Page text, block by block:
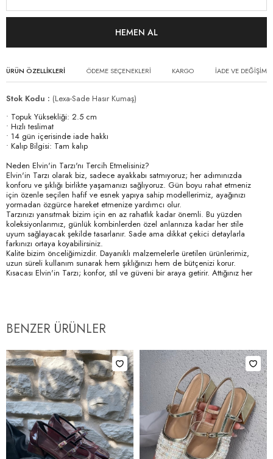
ÜRÜN ÖZELLIKLERI ÖDEME SEÇENEKLERI KARGO İADE VE DEĞİŞİM
Stok Kodu
(Lexa-Sade Hasır Kumaş)
• Topuk Yüksekliği: 2.5 cm
• Hızlı teslimat
• 14 gün içerisinde iade hakkı
• Kalıp Bilgisi: Tam kalıp
Neden Elvin'in Tarzı'nı Tercih Etmelisiniz?
Elvin'in Tarzı olarak biz, sadece ayakkabı satmıyoruz; her adımınızda
konforu ve şıklığı birlikte yaşamanızı sağlıyoruz. Gün boyu rahat etmeniz
için özenle seçilen hafif ve esnek yapıya sahip modellerimiz, ayağınızı
yormadan özgürce hareket etmenize yardımcı olur.
Tarzınızı yansıtmak bizim için en az rahatlık kadar önemli. Bu yüzden
koleksiyonlarımız, günlük kombinlerden özel anlarınıza kadar her stile
uyum sağlayacak şekilde tasarlanır. Sade ama dikkat çekici detaylarla
farkınızı ortaya koyabilirsiniz.
Kalite bizim önceliğimizdir. Dayanıklı malzemelerle üretilen ürünlerimiz,
uzun süreli kullanım sunarak hem şıklığınızı hem de bütçenizi korur.
Kısacası Elvin'in Tarzı; konfor, stil ve güveni bir araya getirir. Attığınız her
BENZER ÜRÜNLER